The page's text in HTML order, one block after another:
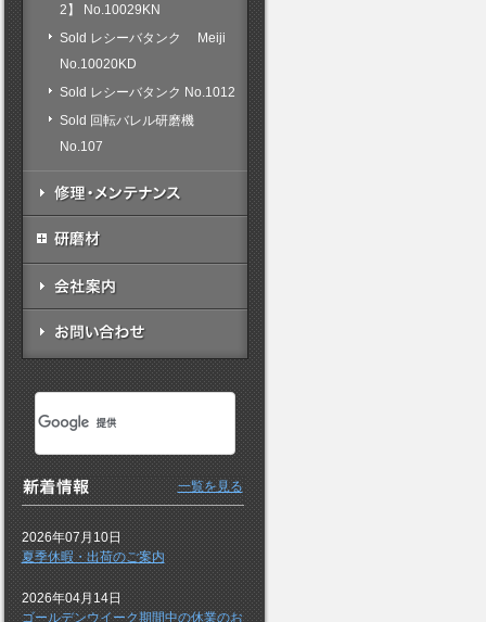
2】 No.10029KN
Sold レシーバタンク Meiji
No.10020KD
Sold レシーバタンク No.1012
Sold 回転バレル研磨機
No.107
一覧を見る
2026年07月10日
夏季休暇・出荷のご案内
2026年04月14日
ゴールデンウイーク期間中の休業のお